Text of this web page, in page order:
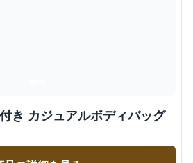
き カジュアルボディバッグ